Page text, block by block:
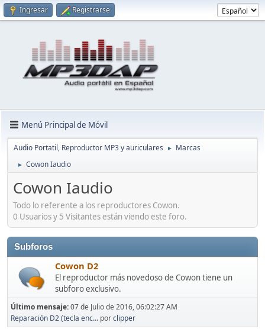
Ingresar Registrarse
Menú Principal de Móvil
Audio Portatil, Reproductor MP3 y auriculares ► Marcas
► Cowon Iaudio
Cowon Iaudio
Todo lo referente a los reproductores Cowon.
0 Usuarios y 5 Visitantes están viendo este foro.
Subforos
Cowon D2
El reproductor más novedoso de Cowon tiene un
subforo exclusivo.
Último mensaje:07 de Julio de 2016, 06:02:27 AM
Reparación D2 (tecla enc... porclipper